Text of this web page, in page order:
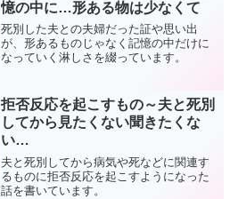
憶の中に…形ある物は少なくて
死別した夫との夫婦だった証や思い出
が、形あるものじゃなく記憶の中だけに
なっていく淋しさを綴っています。
拒否反応を起こすもの～夫と死別
してから見たくない聞きたくな
い…
夫と死別してから病気や死などに関連す
るものに拒否反応を起こすようになった
話を書いています。